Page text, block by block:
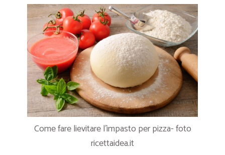
Come fare lievitare l’impasto per pizza- foto
ricettaidea.it